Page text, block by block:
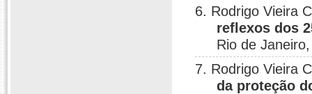
6. Rodrigo Vieira
reflexos dos
Rio de
7. Rodrigo Vieira
da proteção